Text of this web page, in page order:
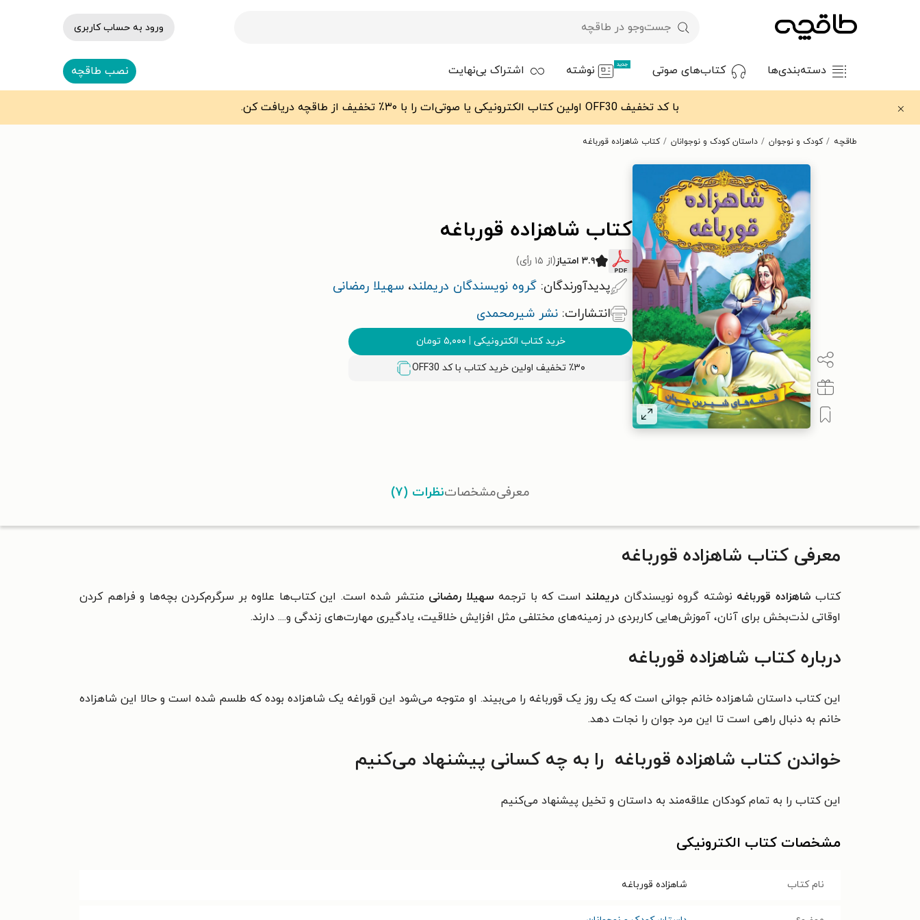
ورود به حساب کاربری
دسته‌بندی‌ها کتاب‌های صوتی جدید نوشته اشتراک بی‌نهایت نصب طاقچه
با کد تخفیف OFF30 اولین کتاب الکترونیکی یا صوتی‌ات را با ۳۰٪ تخفیف از طاقچه دریافت کن.
طاقچه کودک و نوجوان داستان کودک و نوجوانان کتاب شاهزاده قورباغه
کتاب شاهزاده قورباغه
۳.۹ امتیاز (از ۱۵ رأی)
پدیدآورندگان: گروه نویسندگان دریملند، سهیلا رمضانی
انتشارات: نشر شیرمحمدی
خرید کتاب الکترونیکی | ۵,۰۰۰ تومان
٪۳۰ تخفیف اولین خرید کتاب با کد OFF30
معرفیمشخصاتنظرات (۷)
معرفی کتاب شاهزاده قورباغه
کتاب شاهزاده قورباغه نوشته گروه نویسندگان دریملند است که با ترجمه سهیلا رمضانی منتشر شده است. این کتاب‌ها علاوه بر سرگرم‌کردن بچه‌ها و فراهم کردن
اوقاتی لذت‌بخش برای آنان، آموزش‌هایی کاربردی در زمینه‌های مختلفی مثل افزایش خلاقیت، یادگیری مهارت‌های زندگی و.... دارند.
درباره کتاب شاهزاده قورباغه
این کتاب داستان شاهزاده خانم جوانی است که یک روز یک قورباغه را می‌بیند. او متوجه می‌شود این قوراغه یک شاهزاده بوده که طلسم شده است و حالا این شاهزاده
خانم به دنبال راهی است تا این مرد جوان را نجات دهد.
خواندن کتاب شاهزاده قورباغه را به چه کسانی پیشنهاد می‌کنیم
این کتاب را به تمام کودکان علاقه‌مند به داستان و تخیل پیشنهاد می‌کنیم
مشخصات کتاب الکترونیکی
نام کتاب شاهزاده قورباغه